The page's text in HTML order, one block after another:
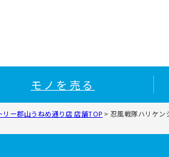
モノを売る
リー郡山うねめ通り店 店舗TOP > 忍風戦隊ハリケ